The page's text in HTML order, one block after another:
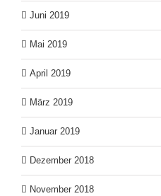
Juni 2019
Mai 2019
April 2019
März 2019
Januar 2019
Dezember 2018
November 2018